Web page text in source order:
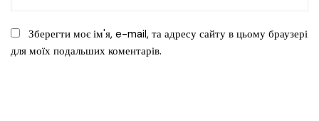
Зберегти моє ім'я, e-mail, та адресу сайту в цьому браузері
для моїх подальших коментарів.